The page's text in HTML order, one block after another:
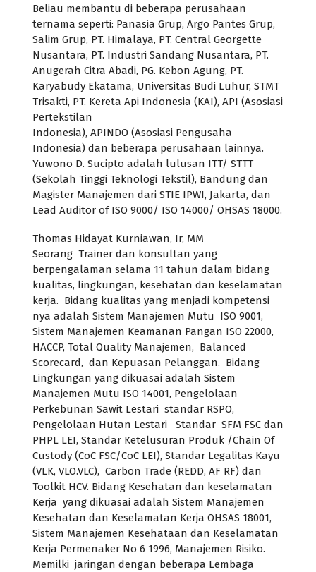
Beliau membantu di beberapa perusahaan
ternama seperti: Panasia Grup, Argo Pantes Grup,
Salim Grup, PT. Himalaya, PT. Central Georgette
Nusantara, PT. Industri Sandang Nusantara, PT.
Anugerah Citra Abadi, PG. Kebon Agung, PT.
Karyabudy Ekatama, Universitas Budi Luhur, STMT
Trisakti, PT. Kereta Api Indonesia (KAI), API (Asosiasi
Pertekstilan
Indonesia), APINDO (Asosiasi Pengusaha
Indonesia) dan beberapa perusahaan lainnya.
Yuwono D. Sucipto adalah lulusan ITT/ STTT
(Sekolah Tinggi Teknologi Tekstil), Bandung dan
Magister Manajemen dari STIE IPWI, Jakarta, dan
Lead Auditor of ISO 9000/ ISO 14000/ OHSAS 18000.
Thomas Hidayat Kurniawan, Ir, MM
Seorang Trainer dan konsultan yang
berpengalaman selama 11 tahun dalam bidang
kualitas, lingkungan, kesehatan dan keselamatan
kerja. Bidang kualitas yang menjadi kompetensi
nya adalah Sistem Manajemen Mutu ISO 9001,
Sistem Manajemen Keamanan Pangan ISO 22000,
HACCP, Total Quality Manajemen, Balanced
Scorecard, dan Kepuasan Pelanggan. Bidang
Lingkungan yang dikuasai adalah Sistem
Manajemen Mutu ISO 14001, Pengelolaan
Perkebunan Sawit Lestari standar RSPO,
Pengelolaan Hutan Lestari Standar SFM FSC dan
PHPL LEI, Standar Ketelusuran Produk /Chain Of
Custody (CoC FSC/CoC LEI), Standar Legalitas Kayu
(VLK, VLO.VLC), Carbon Trade (REDD, AF RF) dan
Toolkit HCV. Bidang Kesehatan dan keselamatan
Kerja yang dikuasai adalah Sistem Manajemen
Kesehatan dan Keselamatan Kerja OHSAS 18001,
Sistem Manajemen Kesehataan dan Keselamatan
Kerja Permenaker No 6 1996, Manajemen Risiko.
Memilki jaringan dengan beberapa Lembaga